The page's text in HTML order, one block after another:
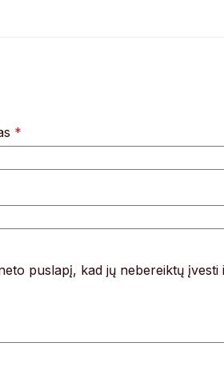
*
puslapį, kad jų nebereiktų įvesti